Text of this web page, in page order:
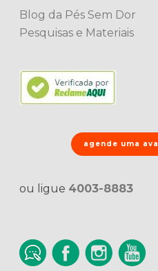
Blog da Pés Sem Dor
Pesquisas e Materiais
agende uma
ou ligue 4003-8883